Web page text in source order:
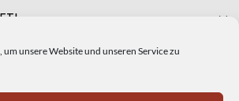
unsere Website und unseren Service zu
NEUE GESCHÄFTSFÜHRERIN DER ST.